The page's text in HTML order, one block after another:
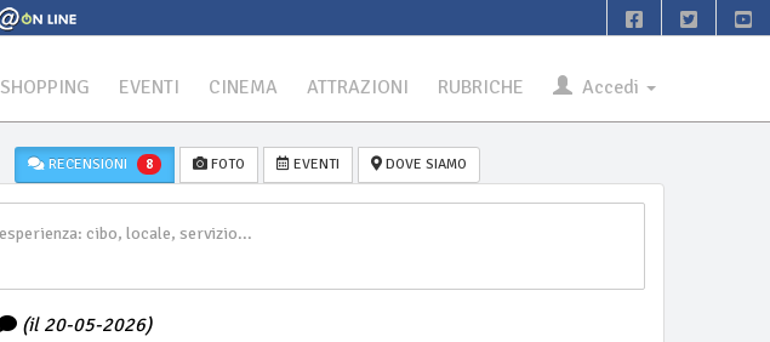
SHOPPING EVENTI CINEMA ATTRAZIONI RUBRICHE Accedi
RECENSIONI 8 FOTO EVENTI DOVE SIAMO
(il 20-05-2026)